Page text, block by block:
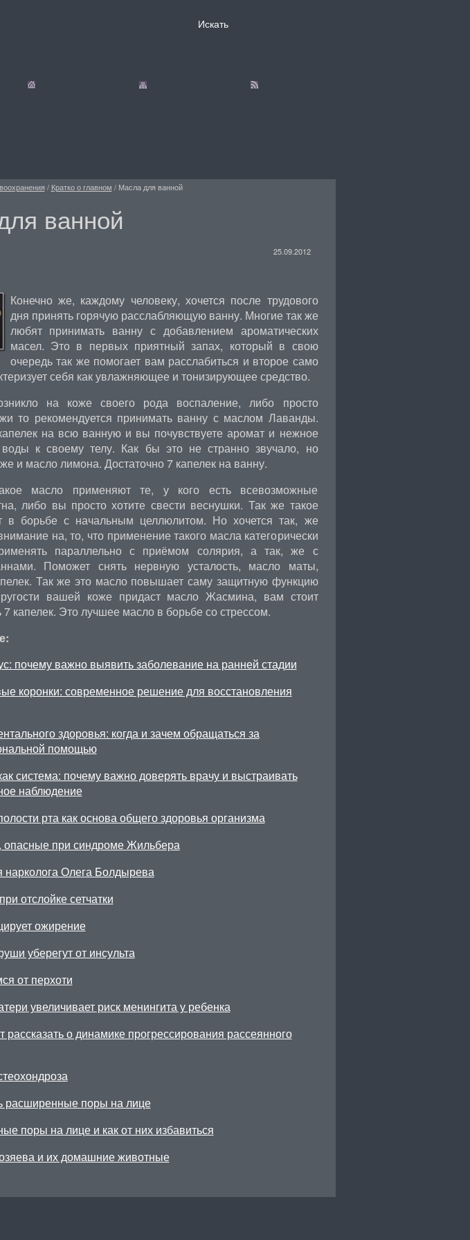
/ Кратко о главном / Масла для ванной
ванной
25.09.2012
Конечно же, каждому человеку, хочется после трудового
дня принять горячую расслабляющую ванну. Многие так же
любят принимать ванну с добавлением ароматических
масел. Это в первых приятный запах, который в свою
очередь так же помогает вам расслабиться и второе само
себя как увлажняющее и тонизирующее средство.
на коже своего рода воспаление, либо просто
то рекомендуется принимать ванну с маслом Лаванды.
на всю ванную и вы почувствуете аромат и нежное
воды к своему телу. Как бы это не странно звучало, но
и масло лимона. Достаточно 7 капелек на ванну.
масло применяют те, у кого есть всевозможные
либо вы просто хотите свести веснушки. Так же такое
в борьбе с начальным целлюлитом. Но хочется так, же
на, то, что применение такого масла категорически
параллельно с приёмом солярия, а так, же с
Поможет снять нервную усталость, масло маты,
Так же это масло повышает саму защитную функцию
вашей коже придаст масло Жасмина, вам стоит
7 капелек. Это лучшее масло в борьбе со стрессом.
почему важно выявить заболевание на ранней стадии
коронки: современное решение для восстановления
здоровья: когда и зачем обращаться за
помощью
система: почему важно доверять врачу и выстраивать
наблюдение
рта как основа общего здоровья организма
опасные при синдроме Жильбера
нарколога Олега Болдырева
отслойке сетчатки
ожирение
уберегут от инсульта
от перхоти
увеличивает риск менингита у ребенка
рассказать о динамике прогрессирования рассеянного
расширенные поры на лице
поры на лице и как от них избавиться
и их домашние животные